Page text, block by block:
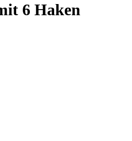
6 Haken